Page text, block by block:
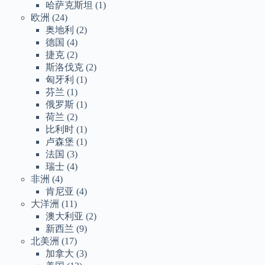
哈萨克斯坦 (1)
欧洲 (24)
奥地利 (2)
德国 (4)
捷克 (2)
斯洛伐克 (2)
匈牙利 (1)
芬兰 (1)
俄罗斯 (1)
荷兰 (2)
比利时 (1)
卢森堡 (1)
法国 (3)
瑞士 (4)
非洲 (4)
肯尼亚 (4)
大洋洲 (11)
澳大利亚 (2)
新西兰 (9)
北美洲 (17)
加拿大 (3)